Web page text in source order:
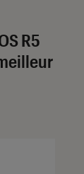
R5